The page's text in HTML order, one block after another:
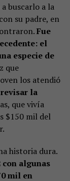
buscarlo a la
su padre, en
Fue
el
especie de
que
los atendió
la
que vivía
$150 mil del
historia dura.
algunas
mil en